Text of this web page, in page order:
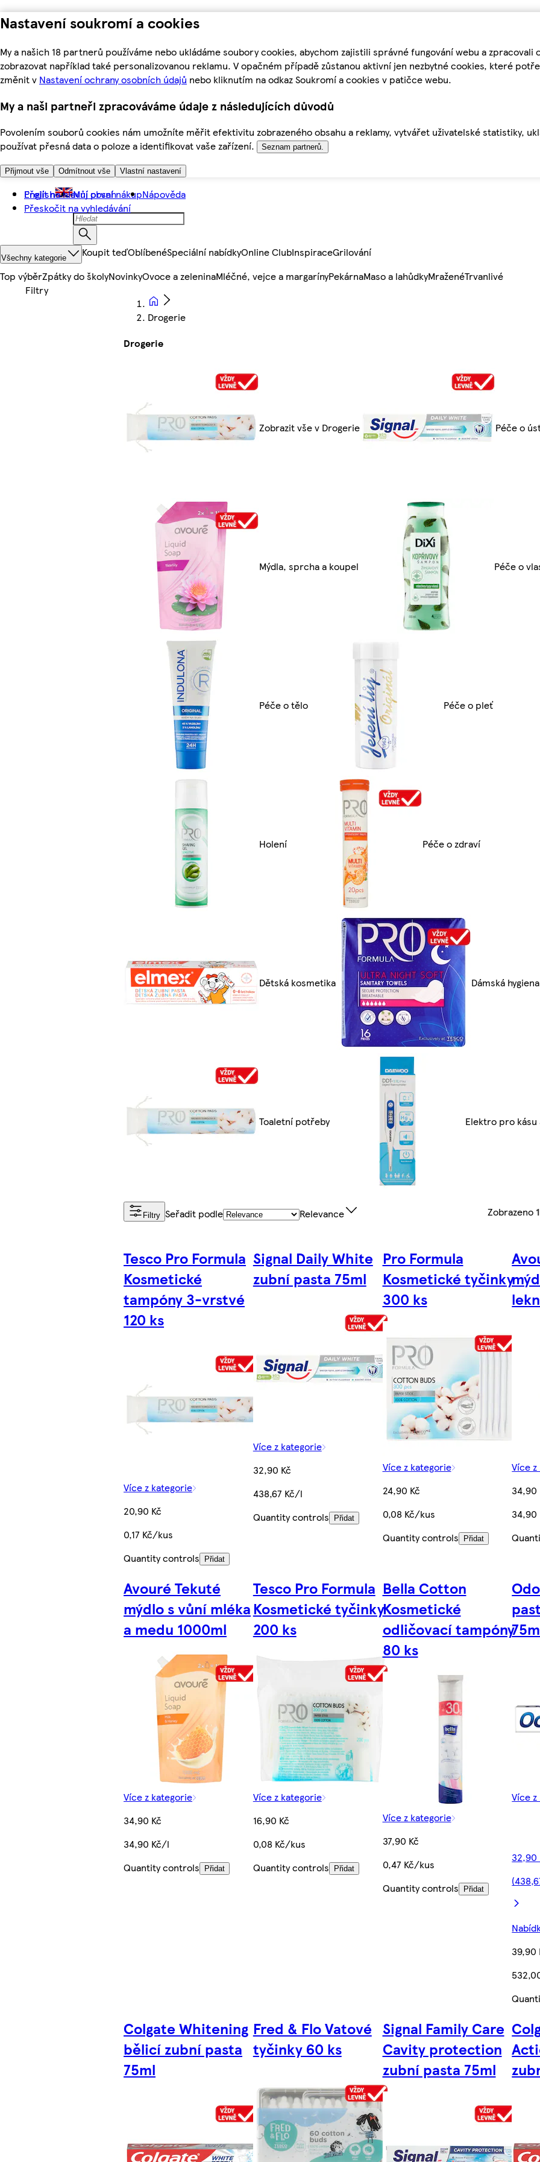
Nastavení soukromí a cookies
My a našich 18 partnerů používáme nebo ukládáme soubory cookies, abychom zajistili správné fungování webu a
zobrazovat například také personalizovanou reklamu. V opačném případě zůstanou aktivní jen nezbytné cookies, které
změnit v Nastavení ochrany osobních údajů nebo kliknutím na odkaz Soukromí a cookies v patičce webu.
My a naši partneři zpracováváme údaje z následujících důvodů
Povolením souborů cookies nám umožníte měřit efektivitu zobrazeného obsahu a reklamy, vytvářet uživatelské statistiky,
používat přesná data o poloze a identifikovat vaše zařízení.
Seznam partnerů.
Přijmout vše Odmítnout vše Vlastní nastavení
Přejít na hlavní obsah
Přeskočit na vyhledávání
English Můj první nákupNápověda
Všechny kategorie Koupit teďOblíbenéSpeciální nabídkyOnline ClubInspiraceGrilování
Top výběrZpátky do školyNovinkyOvoce a zeleninaMléčné, vejce a margarínyPekárnaMaso a lahůdkyMraženéTrvanlivé
Drogerie
Drogerie
Zobrazit vše v Drogerie Péče o
Mýdla, sprcha a koupel Péče o
Péče o tělo Péče o pleť
Holení Péče o zdraví
Dětská kosmetika Dámská hygiena
Toaletní potřeby Elektro pro kásu
Filtry Seřadit podle Relevance Zobrazeno
Tesco Pro Formula
Kosmetické
tampóny 3-vrstvé
120 ks
Více z kategorie
20,90 Kč
0,17 Kč/kus
Quantity controls
Přidat
Signal Daily White
zubní pasta 75ml
Více z kategorie
32,90 Kč
438,67 Kč/l
Quantity controls
Přidat
Pro Formula
Kosmetické tyčinky
300 ks
Více z kategorie
24,90 Kč
0,08 Kč/kus
Quantity controls
Přidat
Více
34,90
Avouré Tekuté
mýdlo s vůní mléka
a medu 1000ml
Více z kategorie
34,90 Kč
34,90 Kč/l
Quantity controls
Přidat
Tesco Pro Formula
Kosmetické tyčinky
200 ks
Více z kategorie
16,90 Kč
0,08 Kč/kus
Quantity controls
Přidat
Bella Cotton
Kosmetické
odličovací tampóny
80 ks
Více z kategorie
37,90 Kč
0,47 Kč/kus
Quantity controls
Přidat
Více
32,90
39,90
Colgate Whitening
bělicí zubní pasta
75ml
Fred & Flo Vatové
tyčinky 60 ks
Signal Family Care
Cavity protection
zubní pasta 75ml